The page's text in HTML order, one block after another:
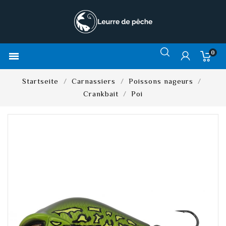
 0
Startseite Carnassiers
Poissons nageurs
Crankbait
Poi